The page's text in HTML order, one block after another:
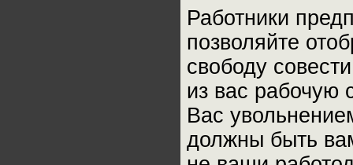
Работники
позволяйте
свободу
из вас рабочую
Вас
должны быть